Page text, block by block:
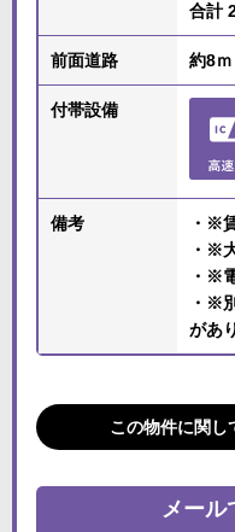
合計
前面道路 約8ｍ
付帯設備
備考
・※
・※
・※
・※
があ
この物件に関し
メール